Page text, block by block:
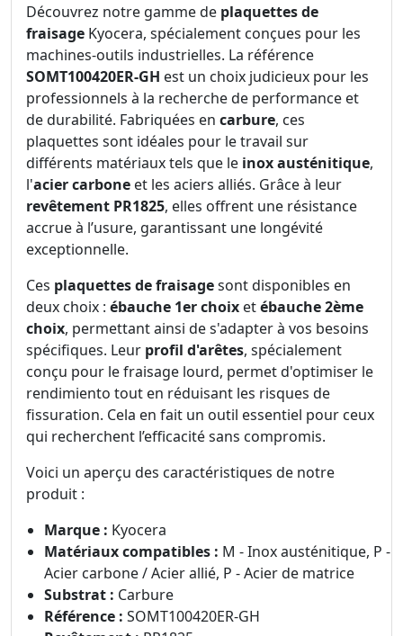
Découvrez notre gamme de plaquettes de
fraisage Kyocera, spécialement conçues pour les
machines-outils industrielles. La référence
SOMT100420ER-GH est un choix judicieux pour les
professionnels à la recherche de performance et
de durabilité. Fabriquées en carbure, ces
plaquettes sont idéales pour le travail sur
différents matériaux tels que le inox austénitique,
l'acier carbone et les aciers alliés. Grâce à leur
revêtement PR1825, elles offrent une résistance
accrue à l’usure, garantissant une longévité
exceptionnelle.
Ces plaquettes de fraisagesont disponibles en
deux choix : ébauche 1er choix etébauche 2ème
choix, permettant ainsi de s'adapter à vos besoins
spécifiques. Leur profil d'arêtes, spécialement
conçu pour le fraisage lourd, permet d'optimiser le
rendimiento tout en réduisant les risques de
fissuration. Cela en fait un outil essentiel pour ceux
qui recherchent l’efficacité sans compromis.
Voici un aperçu des caractéristiques de notre
produit :
Marque : Kyocera
Matériaux compatibles : M - Inox austénitique, P -
Acier carbone / Acier allié, P - Acier de matrice
Substrat : Carbure
Référence : SOMT100420ER-GH